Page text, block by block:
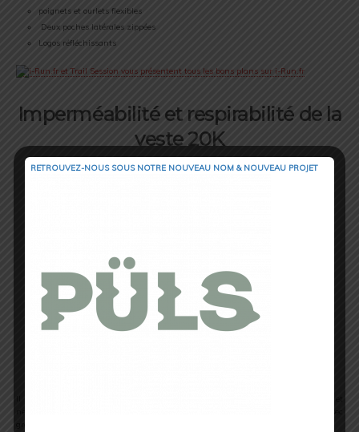
poignets et ourlets flexibles
Deux poches latérales zippées
Logos réfléchissants
Imperméabilité et respirabilité de la
veste 20K
RETROUVEZ-NOUS SOUS NOTRE NOUVEAU NOM & NOUVEAU PROJET